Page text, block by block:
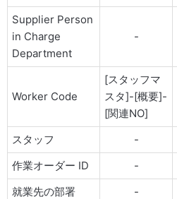
Supplier Person
in Charge
Department
-
Worker Code
[スタッフマ
スタ]-[概要]-
[関連NO]
スタッフ
-
作業オーダー ID
-
就業先の部署
-